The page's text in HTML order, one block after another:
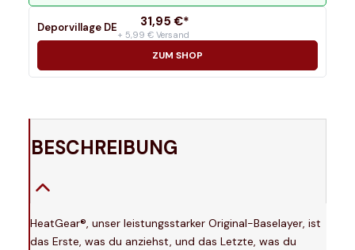
Deporvillage DE 31,95 €*
+ 5,99 € Versand
ZUM SHOP
BESCHREIBUNG
HeatGear®, unser leistungsstarker Original-Baselayer, ist
das Erste, was du anziehst, und das Letzte, was du